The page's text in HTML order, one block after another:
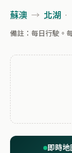
蘇澳 → 北湖 ·
備註：每日行駛。
即時地